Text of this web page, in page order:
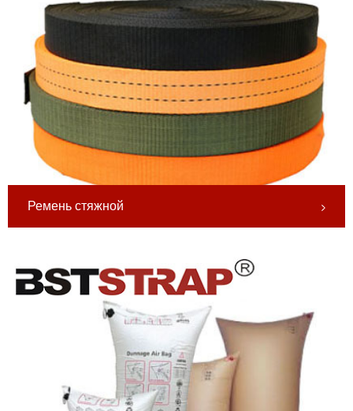
Ремень стяжной